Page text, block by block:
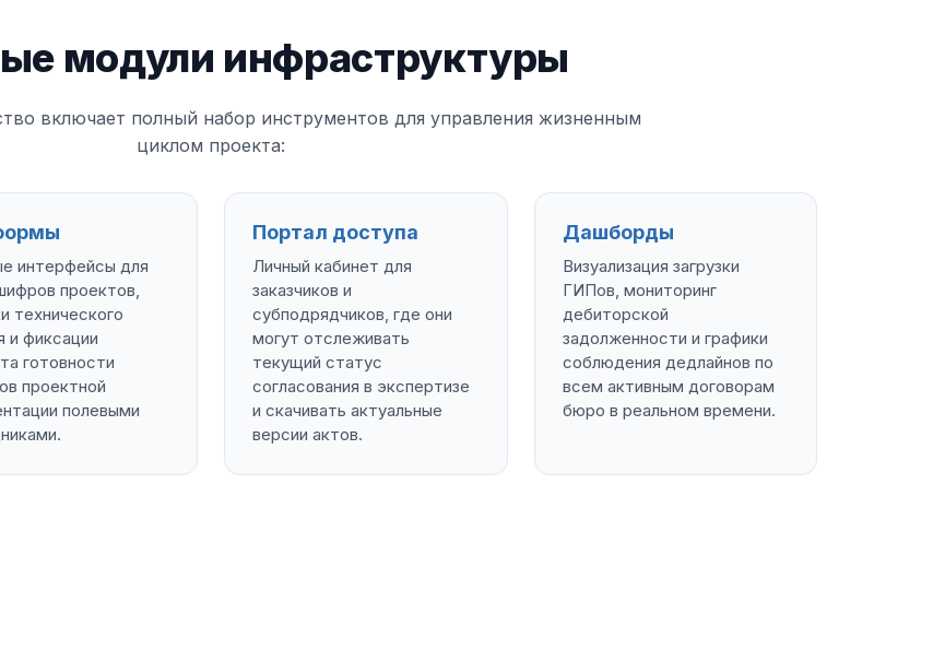
модули инфраструктуры
включает полный набор инструментов для управления жизненным
циклом проекта:
интерфейсы для
проектов,
технического
и фиксации
готовности
проектной
полевыми
Портал доступа
Личный кабинет для
заказчиков и
субподрядчиков, где они
могут отслеживать
текущий статус
согласования в экспертизе
и скачивать актуальные
версии актов.
Дашборды
Визуализация загрузки
ГИПов, мониторинг
дебиторской
задолженности и графики
соблюдения дедлайнов по
всем активным договорам
бюро в реальном времени.